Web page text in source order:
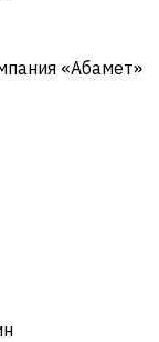
«Абамет»